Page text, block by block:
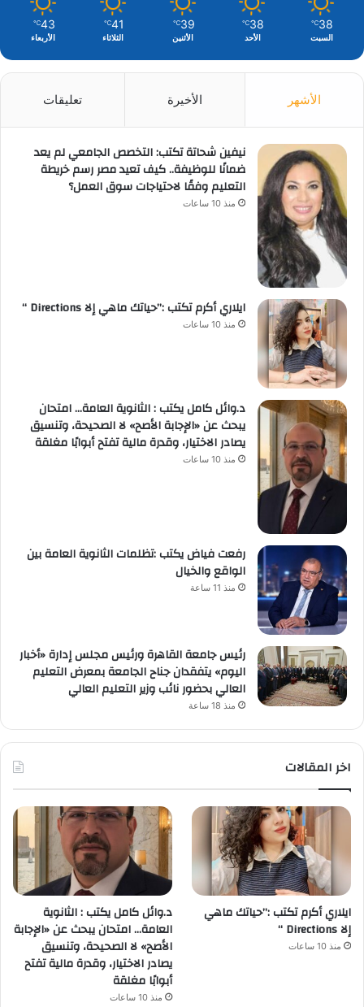
38
℃
السبت
38
℃
الأحد
39
℃
الأثنين
41
℃
الثلاثاء
43
℃
الأربعاء
الأشهر الأخيرة تعليقات
نيفين شحاتة تكتب: التخصص الجامعي لم يعد
ضمانًا للوظيفة.. كيف تعيد مصر رسم خريطة
التعليم وفقًا لاحتياجات سوق العمل؟
منذ 10 ساعات
ايلاري أكرم تكتب :”حياتك ماهي إلا Directions “
منذ 10 ساعات
د.وائل كامل يكتب : الثانوية العامة… امتحان
يبحث عن «الإجابة الأصح» لا الصحيحة، وتنسيق
يصادر الاختيار، وقدرة مالية تفتح أبوابًا مغلقة
منذ 10 ساعات
رفعت فياض يكتب :تظلمات الثانوية العامة بين
الواقع والخيال
منذ 11 ساعة
رئيس جامعة القاهرة ورئيس مجلس إدارة «أخبار
اليوم» يتفقدان جناح الجامعة بمعرض التعليم
العالي بحضور نائب وزير التعليم العالي
منذ 18 ساعة
اخر المقالات
ايلاري أكرم تكتب :”حياتك ماهي
إلا Directions “
منذ 10 ساعات
د.وائل كامل يكتب : الثانوية
العامة… امتحان يبحث عن «الإجابة
الأصح» لا الصحيحة، وتنسيق
يصادر الاختيار، وقدرة مالية تفتح
أبوابًا مغلقة
منذ 10 ساعات